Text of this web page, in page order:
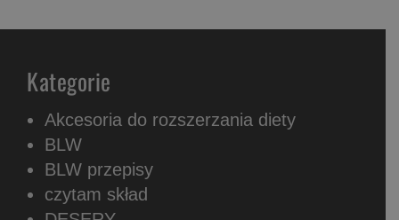
Kategorie
Akcesoria do rozszerzania diety
BLW
BLW przepisy
czytam skład